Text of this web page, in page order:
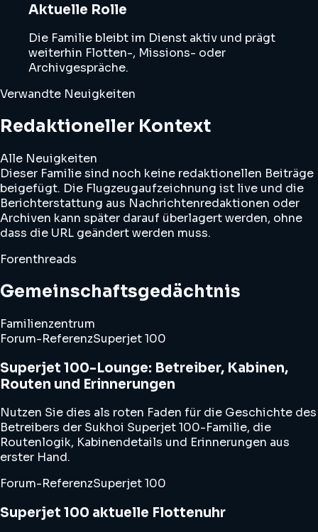
Aktuelle Rolle
Die Familie bleibt im Dienst aktiv und prägt
weiterhin Flotten-, Missions- oder
Archivgespräche.
Verwandte Neuigkeiten
Redaktioneller Kontext
Alle Neuigkeiten
Dieser Familie sind noch keine redaktionellen Beiträge
beigefügt. Die Flugzeugaufzeichnung ist live und die
Berichterstattung aus Nachrichtenredaktionen oder
Archiven kann später darauf überlagert werden, ohne
dass die URL geändert werden muss.
Forenthreads
Gemeinschaftsgedächtnis
Familienzentrum
Forum-ReferenzSuperjet 100
Superjet 100-Lounge: Betreiber, Kabinen,
Routen und Erinnerungen
Nutzen Sie dies als roten Faden für die Geschichte des
Betreibers der Sukhoi Superjet 100-Familie, die
Routenlogik, Kabinendetails und Erinnerungen aus
erster Hand.
Forum-ReferenzSuperjet 100
Superjet 100 aktuelle Flottenuhr